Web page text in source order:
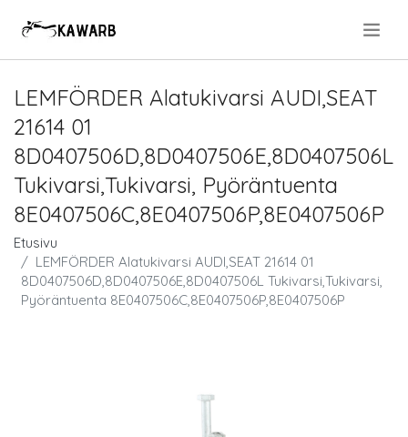
LEMFÖRDER Alatukivarsi AUDI,SEAT
21614 01
8D0407506D,8D0407506E,8D0407506L
Tukivarsi,Tukivarsi, Pyöräntuenta
8E0407506C,8E0407506P,8E0407506P
Etusivu
LEMFÖRDER Alatukivarsi AUDI,SEAT 21614 01
8D0407506D,8D0407506E,8D0407506L Tukivarsi,Tukivarsi,
Pyöräntuenta 8E0407506C,8E0407506P,8E0407506P